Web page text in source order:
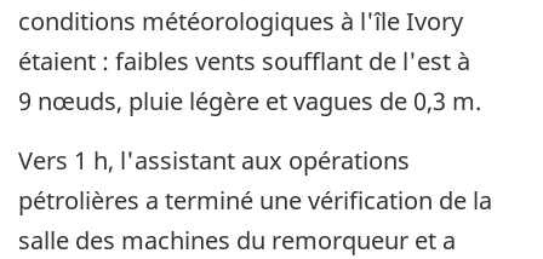
conditions météorologiques à l'île Ivory
étaient : faibles vents soufflant de l'est à
9 nœuds, pluie légère et vagues de 0,3 m.
Vers 1 h, l'assistant aux opérations
pétrolières a terminé une vérification de la
salle des machines du remorqueur et a